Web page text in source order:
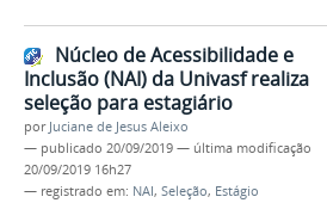
Núcleo de Acessibilidade e
Inclusão (NAI) da Univasf realiza
seleção para estagiário
por Juciane de Jesus Aleixo
— publicado 20/09/2019 — última modificação
20/09/2019 16h27
— registrado em: NAI, Seleção, Estágio